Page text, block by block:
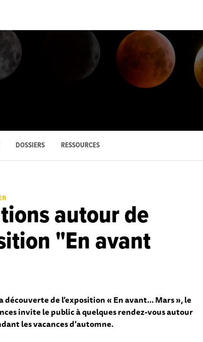
DOSSIERS RESSOURCES
autour de
"En avant
découverte de l’exposition « En avant… Mars », le
invite le public à quelques rendez-vous autour
les vacances d’automne.